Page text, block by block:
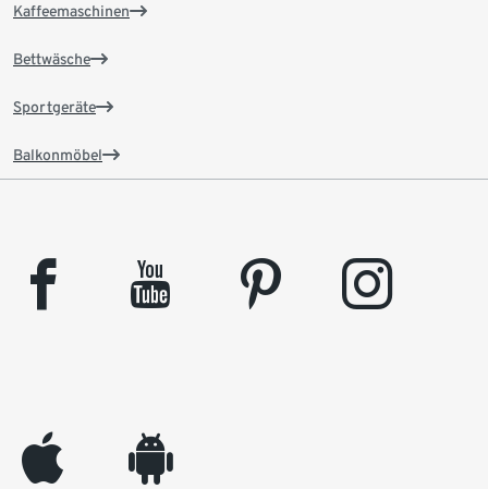
Kaffeemaschinen
Bettwäsche
Sportgeräte
Balkonmöbel
facebook youtube pinterest instagram
appleinc android